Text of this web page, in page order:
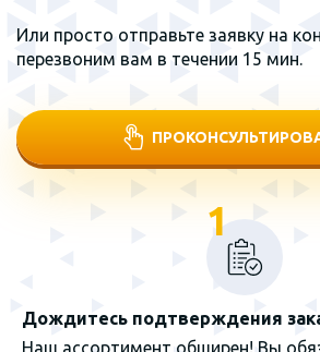
Или просто отправьте заявку на
перезвоним вам в течении 15 мин.
1
Дождитесь подтверждения
Наш ассортимент обширен! Вы